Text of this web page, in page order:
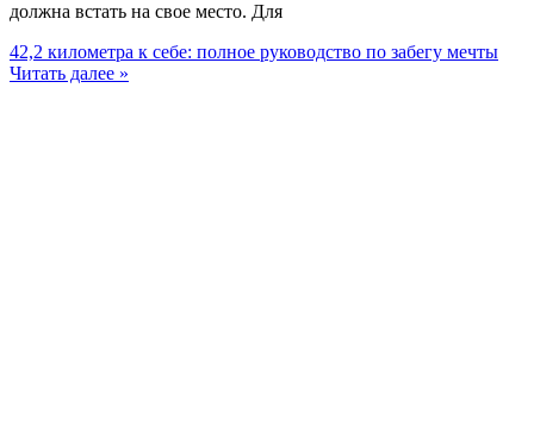
должна встать на свое место. Для
42,2 километра к себе: полное руководство по забегу мечты
Читать далее »